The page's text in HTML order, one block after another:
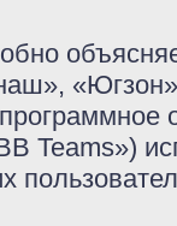
Teams»)